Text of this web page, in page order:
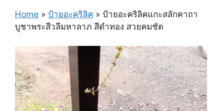
Home » ป้ายอะคริลิค » ป้ายอะคริลิคแกะสลักคาถา
บูชาพระสีวลีมหาลาภ สีดำทอง สวยคมชัด